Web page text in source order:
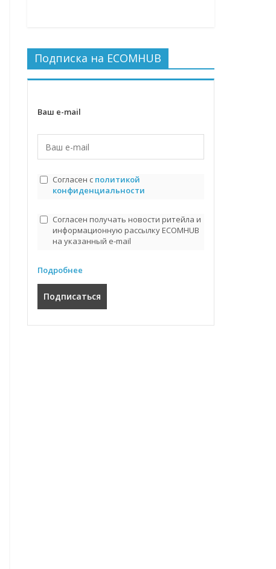
Подписка на ECOMHUB
Ваш e-mail
Согласен с политикой
конфиденциальности
Согласен получать новости ритейла и
информационную рассылку ECOMHUB
на указанный e-mail
Подробнее